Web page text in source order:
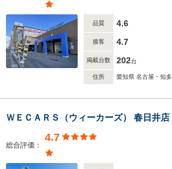
品質 4.6
接客 4.7
掲載台数 202台
住所 愛知県 名古屋・知多
ＷＥＣＡＲＳ（ウィーカーズ） 春日井店
総合評価：
4.7